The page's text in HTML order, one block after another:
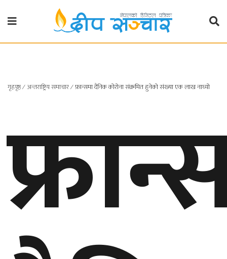
गृहपृष्ठ
प्रदेश
१
बाग्मती
प्रदेश
गण्डकी
प्रदेश
गृहपृष्ठ∕अन्तराष्ट्रिय समाचार∕फ्रान्समा दैनिक कोरोना संक्रमित हुनेको संख्या एक लाख नाघ्यो